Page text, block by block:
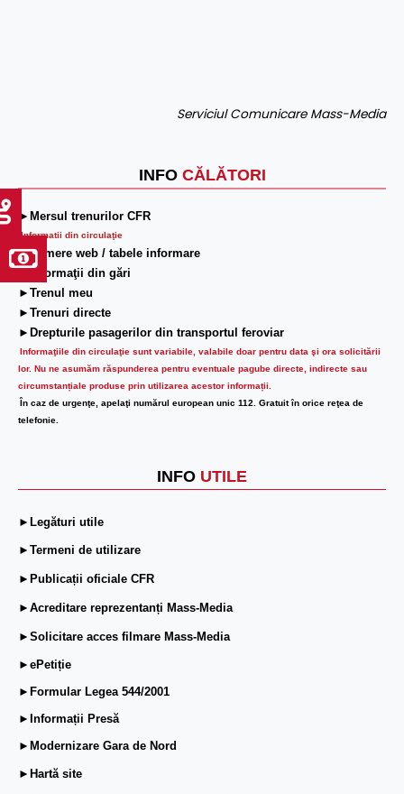
INFO CĂLĂTORI
►Mersul trenurilor CFR
Informatii din circulaţie
►Camere web / tabele informare
►Informaţii din gări
►Trenul meu
►Trenuri directe
►Drepturile pasagerilor din transportul feroviar
Informaţiile din circulaţie sunt variabile, valabile doar pentru data şi ora solicitării
lor. Nu ne asumăm răspunderea pentru eventuale pagube directe, indirecte sau
circumstanțiale produse prin utilizarea acestor informații.
În caz de urgenţe, apelaţi numărul european unic 112. Gratuit în orice reţea de
telefonie.
INFO UTILE
►Legături utile
►Termeni de utilizare
►Publicații oficiale CFR
►Acreditare reprezentanți Mass-Media
►Solicitare acces filmare Mass-Media
►ePetiție
►Formular Legea 544/2001
►Informații Presă
►Modernizare Gara de Nord
►Hartă site
Serviciul Comunicare Mass-Media